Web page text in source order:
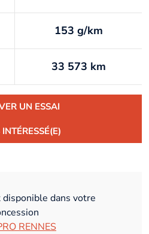
153 g/km
33 573 km
UN ESSAI
INTÉRESSÉ(E)
disponible dans votre
RENNES